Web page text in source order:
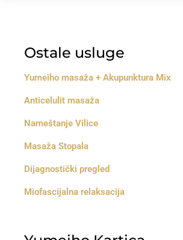
Ostale usluge
Yumeiho masaža + Akupunktura Mix
Anticelulit masaža
Nameštanje Vilice
Masaža Stopala
Dijagnostički pregled
Miofascijalna relaksacija